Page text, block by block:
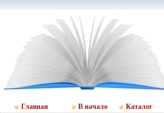
Главная В начало Каталог